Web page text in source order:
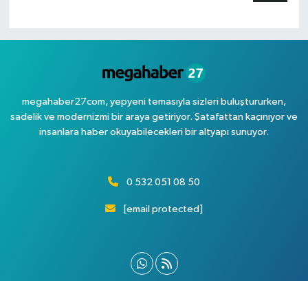
megahaber27com, yepyeni temasıyla sizleri buluştururken,
sadelik ve modernizmi bir araya getiriyor. Şatafattan kaçınıyor ve
insanlara haber okuyabilecekleri bir altyapı sunuyor.
0 532 051 08 50
[email protected]